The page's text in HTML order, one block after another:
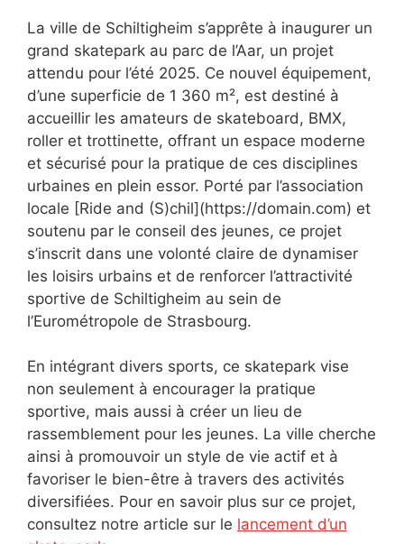
La ville de Schiltigheim s’apprête à inaugurer un
grand skatepark au parc de l’Aar, un projet
attendu pour l’été 2025. Ce nouvel équipement,
d’une superficie de 1 360 m², est destiné à
accueillir les amateurs de skateboard, BMX,
roller et trottinette, offrant un espace moderne
et sécurisé pour la pratique de ces disciplines
urbaines en plein essor. Porté par l’association
locale [Ride and (S)chil](https://domain.com) et
soutenu par le conseil des jeunes, ce projet
s’inscrit dans une volonté claire de dynamiser
les loisirs urbains et de renforcer l’attractivité
sportive de Schiltigheim au sein de
l’Eurométropole de Strasbourg.
En intégrant divers sports, ce skatepark vise
non seulement à encourager la pratique
sportive, mais aussi à créer un lieu de
rassemblement pour les jeunes. La ville cherche
ainsi à promouvoir un style de vie actif et à
favoriser le bien-être à travers des activités
diversifiées. Pour en savoir plus sur ce projet,
consultez notre article sur le lancement d’un